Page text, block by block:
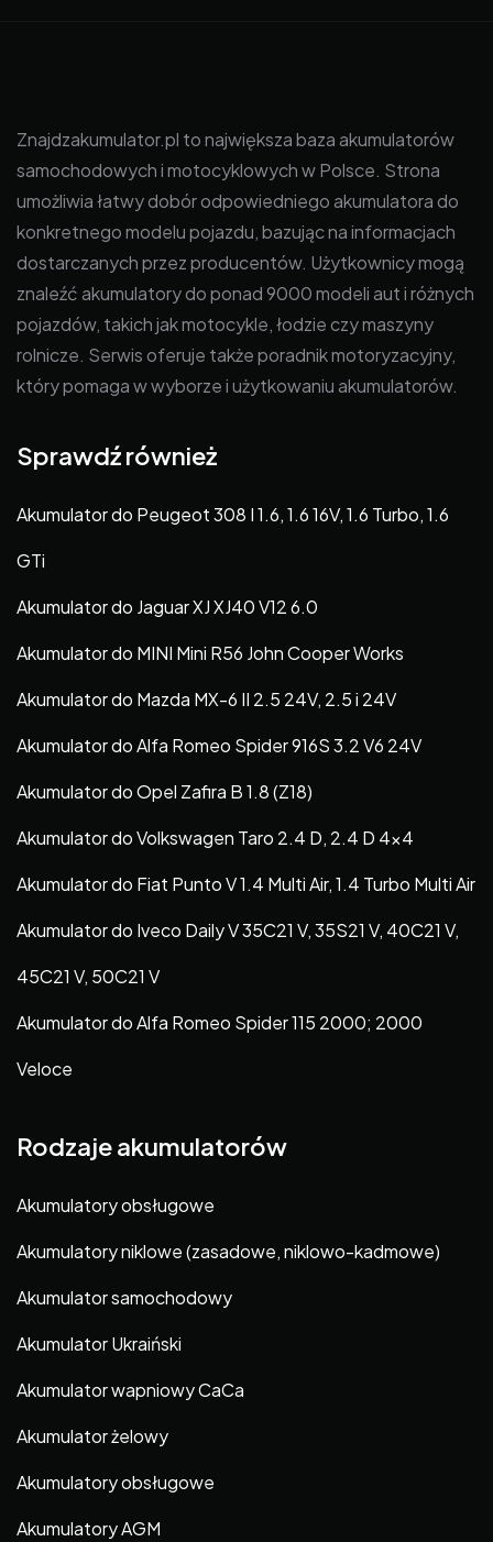
Znajdzakumulator.pl to największa baza akumulatorów
samochodowych i motocyklowych w Polsce. Strona
umożliwia łatwy dobór odpowiedniego akumulatora do
konkretnego modelu pojazdu, bazując na informacjach
dostarczanych przez producentów. Użytkownicy mogą
znaleźć akumulatory do ponad 9000 modeli aut i różnych
pojazdów, takich jak motocykle, łodzie czy maszyny
rolnicze. Serwis oferuje także poradnik motoryzacyjny,
który pomaga w wyborze i użytkowaniu akumulatorów.
Sprawdź również
Akumulator do Peugeot 308 I 1.6, 1.6 16V, 1.6 Turbo, 1.6
GTi
Akumulator do Jaguar XJ XJ40 V12 6.0
Akumulator do MINI Mini R56 John Cooper Works
Akumulator do Mazda MX-6 II 2.5 24V, 2.5 i 24V
Akumulator do Alfa Romeo Spider 916S 3.2 V6 24V
Akumulator do Opel Zafira B 1.8 (Z18)
Akumulator do Volkswagen Taro 2.4 D, 2.4 D 4×4
Akumulator do Fiat Punto V 1.4 Multi Air, 1.4 Turbo Multi Air
Akumulator do Iveco Daily V 35C21 V, 35S21 V, 40C21 V,
45C21 V, 50C21 V
Akumulator do Alfa Romeo Spider 115 2000; 2000
Veloce
Rodzaje akumulatorów
Akumulatory obsługowe
Akumulatory niklowe (zasadowe, niklowo-kadmowe)
Akumulator samochodowy
Akumulator Ukraiński
Akumulator wapniowy CaCa
Akumulator żelowy
Akumulatory obsługowe
Akumulatory AGM